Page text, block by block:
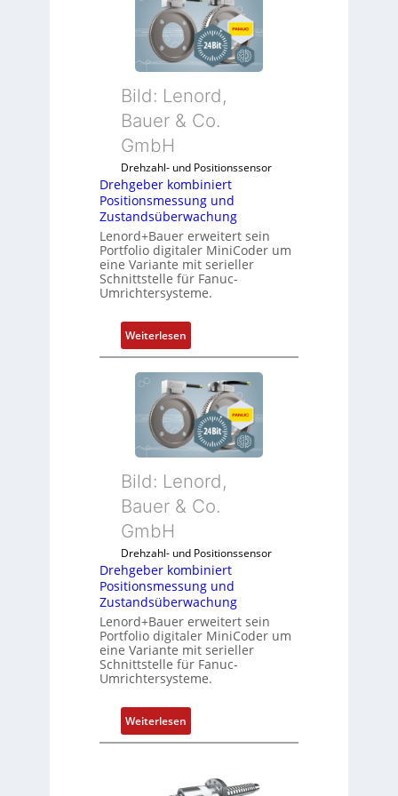
Bild: Lenord,
Bauer & Co.
GmbH
Drehzahl- und Positionssensor
Drehgeber kombiniert
Positionsmessung und
Zustandsüberwachung
Lenord+Bauer erweitert sein
Portfolio digitaler MiniCoder um
eine Variante mit serieller
Schnittstelle für Fanuc-
Umrichtersysteme.
Weiterlesen:
D
r
e
h
g
e
e
m
b
i
i
e
r
P
o
s
Bild: Lenord,
Bauer & Co.
GmbH
Drehzahl- und Positionssensor
Drehgeber kombiniert
Positionsmessung und
Zustandsüberwachung
Lenord+Bauer erweitert sein
Portfolio digitaler MiniCoder um
eine Variante mit serieller
Schnittstelle für Fanuc-
Umrichtersysteme.
Weiterlesen:
D